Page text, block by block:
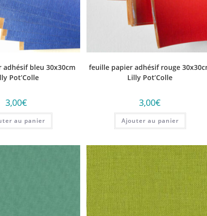
bleu 30x30cm
Pot’Colle
3,00€
au panier
feuille papier adhésif rouge
Lilly Pot’Colle
3,00€
Ajouter au panier